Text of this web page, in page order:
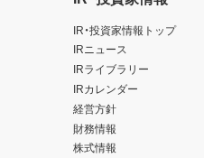
IR・投資家情報トップ
IRニュース
IRライブラリー
IRカレンダー
経営方針
財務情報
株式情報